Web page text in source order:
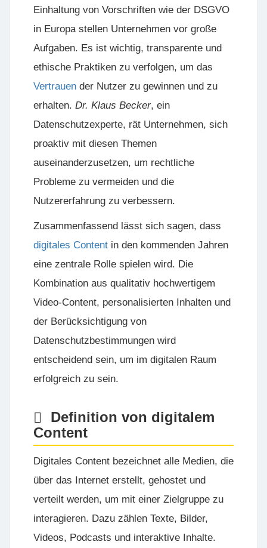
Einhaltung von Vorschriften wie der DSGVO
in Europa stellen Unternehmen vor große
Aufgaben. Es ist wichtig, transparente und
ethische Praktiken zu verfolgen, um das
Vertrauen der Nutzer zu gewinnen und zu
erhalten. Dr. Klaus Becker, ein
Datenschutzexperte, rät Unternehmen, sich
proaktiv mit diesen Themen
auseinanderzusetzen, um rechtliche
Probleme zu vermeiden und die
Nutzererfahrung zu verbessern.
Zusammenfassend lässt sich sagen, dass
digitales Content in den kommenden Jahren
eine zentrale Rolle spielen wird. Die
Kombination aus qualitativ hochwertigem
Video-Content, personalisierten Inhalten und
der Berücksichtigung von
Datenschutzbestimmungen wird
entscheidend sein, um im digitalen Raum
erfolgreich zu sein.
Definition von digitalem
Content
Digitales Content bezeichnet alle Medien, die
über das Internet erstellt, gehostet und
verteilt werden, um mit einer Zielgruppe zu
interagieren. Dazu zählen Texte, Bilder,
Videos, Podcasts und interaktive Inhalte.